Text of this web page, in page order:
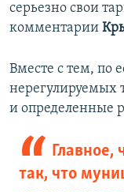
серьезно свои
комментарии
Вместе с тем, по
нерегулируемых
и определенные
Главное,
так, что